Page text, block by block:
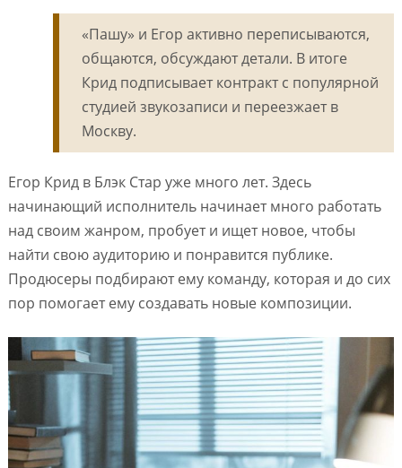
«Пашу» и Егор активно переписываются,
общаются, обсуждают детали. В итоге
Крид подписывает контракт с популярной
студией звукозаписи и переезжает в
Москву.
Егор Крид в Блэк Стар уже много лет. Здесь
начинающий исполнитель начинает много работать
над своим жанром, пробует и ищет новое, чтобы
найти свою аудиторию и понравится публике.
Продюсеры подбирают ему команду, которая и до сих
пор помогает ему создавать новые композиции.